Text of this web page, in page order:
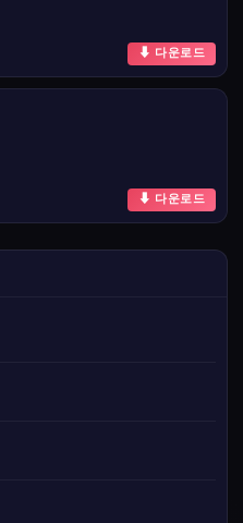
⬇ 다운로드
⬇ 다운로드